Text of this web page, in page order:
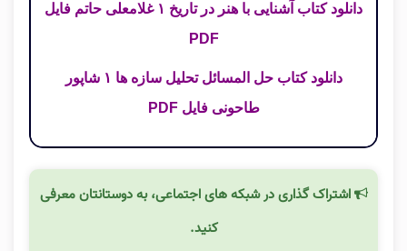
دانلود کتاب آشنایی با هنر در تاریخ ۱ غلامعلی حاتم فایل
PDF
دانلود کتاب حل المسائل تحلیل سازه ها ۱ شاپور
طاحونی فایل PDF
اشتراک گذاری در شبکه های اجتماعی، به دوستانتان معرفی
کنید.